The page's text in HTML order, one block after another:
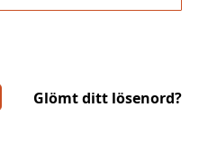
Glömt ditt lösenord?